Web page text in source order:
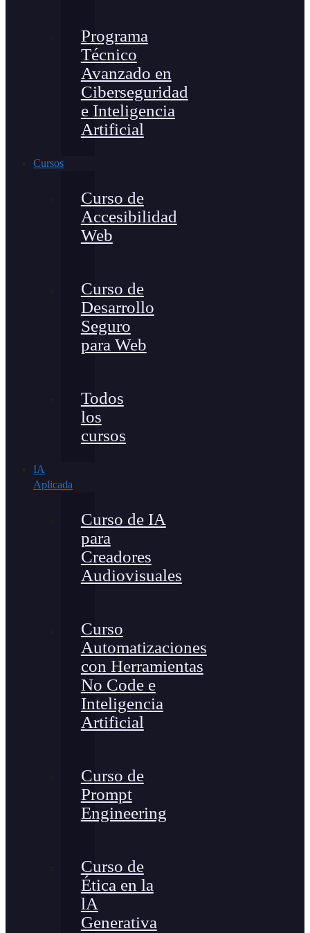
Programa
Técnico
Avanzado en
Ciberseguridad
e Inteligencia
Artificial
Cursos
Curso de
Accesibilidad
Web
Curso de
Desarrollo
Seguro
para Web
Todos
los
cursos
IA
Aplicada
Curso de IA
para
Creadores
Audiovisuales
Curso
Automatizaciones
con Herramientas
No Code e
Inteligencia
Artificial
Curso de
Prompt
Engineering
Curso de
Ética en la
lA
Generativa